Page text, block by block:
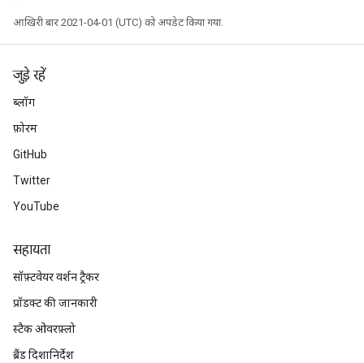
आखिरी बार 2021-04-01 (UTC) को अपडेट किया गया.
जुड़े रहें
ब्लॉग
फ़ोरम
GitHub
Twitter
YouTube
सहायता
सॉफ़्टवेयर वर्शन ट्रैकर
प्रॉडक्ट की जानकारी
स्टैक ओवरफ़्लो
ब्रैंड दिशानिर्देश